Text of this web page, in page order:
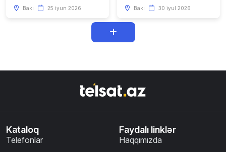
Bakı 25 iyun 2026 Bakı 30 iyul 2026
Kataloq
Telefonlar
Faydalı linklər
Haqqımızda